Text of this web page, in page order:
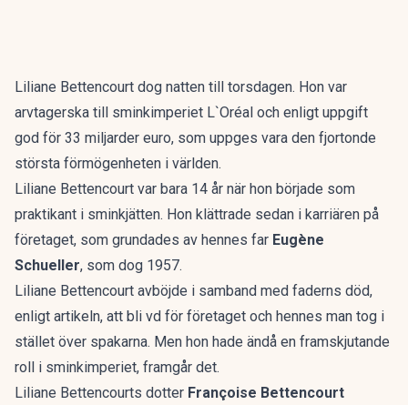
Liliane Bettencourt dog natten till torsdagen. Hon var
arvtagerska till sminkimperiet L`Oréal och enligt uppgift
god för 33 miljarder euro, som uppges vara den fjortonde
största förmögenheten i världen.
Liliane Bettencourt var bara 14 år när hon började som
praktikant i sminkjätten. Hon klättrade sedan i karriären på
företaget, som grundades av hennes far Eugène
Schueller, som dog 1957.
Liliane Bettencourt avböjde i samband med faderns död,
enligt artikeln, att bli vd för företaget och hennes man tog i
stället över spakarna. Men hon hade ändå en framskjutande
roll i sminkimperiet, framgår det.
Liliane Bettencourts dotter Françoise Bettencourt